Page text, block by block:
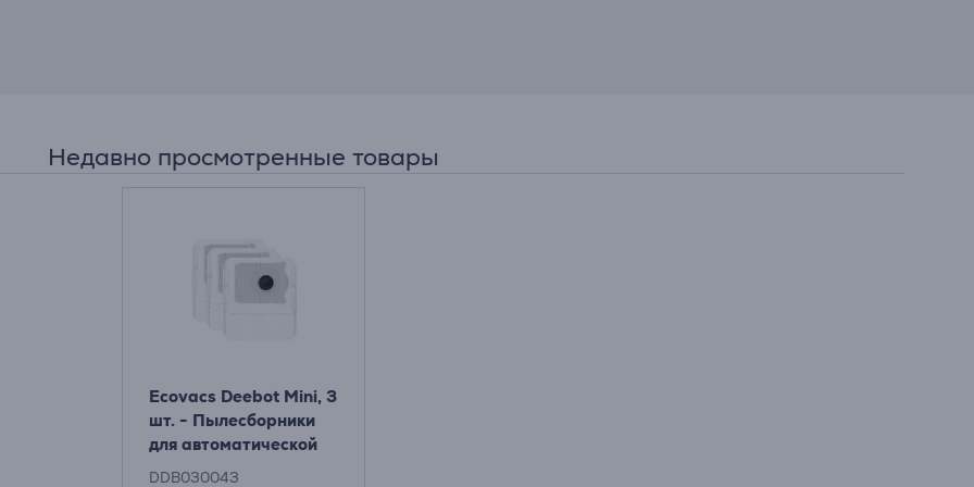
Недавно просмотренные товары
Ecovacs Deebot Mini, 3
шт. - Пылесборники
для автоматической
станции очистки
DDB030043